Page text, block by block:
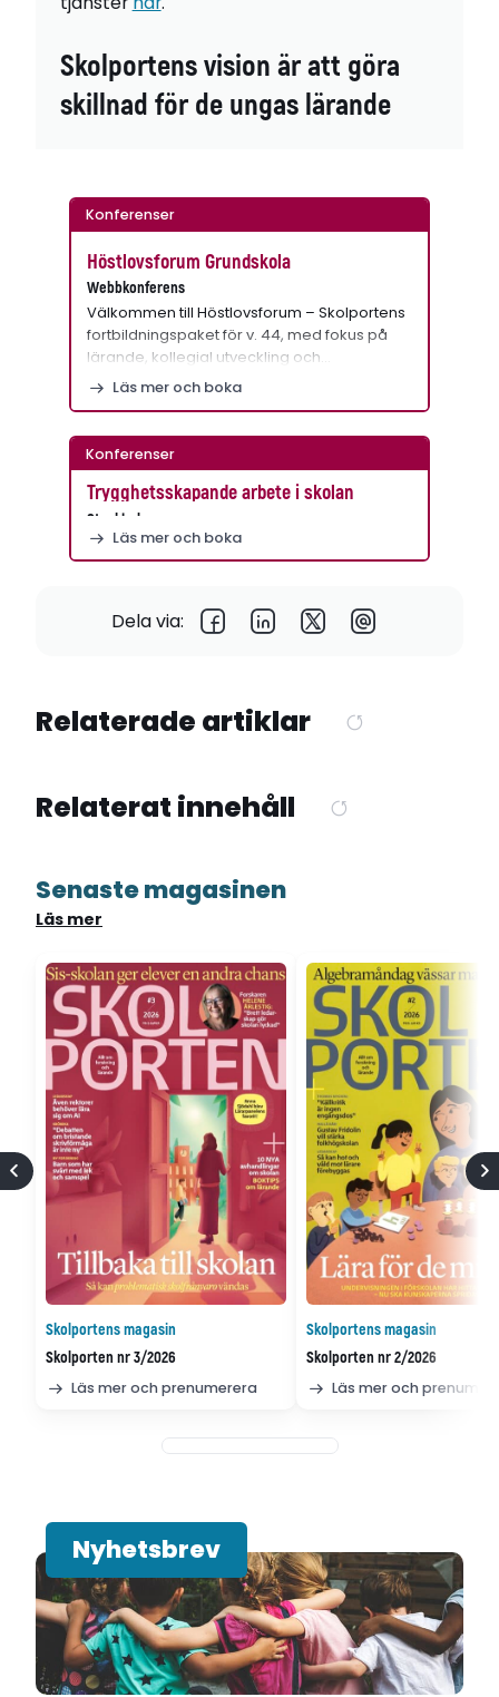
Skolportens vision är att göra
skillnad för de ungas lärande
Konferenser
Höstlovsforum Grundskola
Webbkonferens
Välkommen till Höstlovsforum – Skolportens
fortbildningspaket för v. 44, med fokus på
lärande, kollegial utveckling och…
Läs mer och boka
Konferenser
Trygghetsskapande arbete i skolan
Stockholm
Läs mer och boka
Dela via:
Relaterade artiklar
Relaterat innehåll
Senaste magasinen
Läs mer
Skolportens magasin
Skolporten nr 3/2026
Läs mer och prenumerera
Skolportens magasin
Skolporten nr 2/2026
Läs mer och
Nyhetsbrev